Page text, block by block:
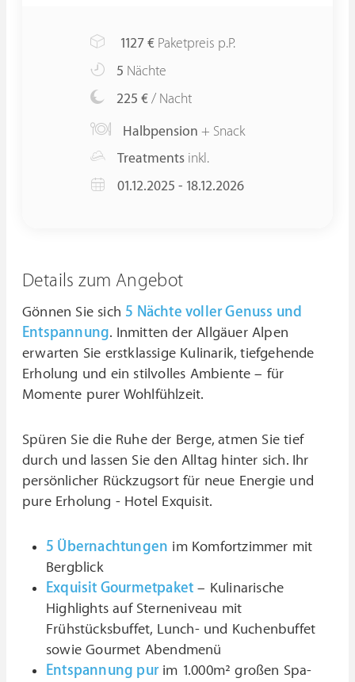
1127 € Paketpreis p.P.
5 Nächte
225 € / Nacht
Halbpension + Snack
Treatments inkl.
01.12.2025 - 18.12.2026
Details zum Angebot
Gönnen Sie sich 5 Nächte voller Genuss und
Entspannung. Inmitten der Allgäuer Alpen
erwarten Sie erstklassige Kulinarik, tiefgehende
Erholung und ein stilvolles Ambiente – für
Momente purer Wohlfühlzeit.
Spüren Sie die Ruhe der Berge, atmen Sie tief
durch und lassen Sie den Alltag hinter sich. Ihr
persönlicher Rückzugsort für neue Energie und
pure Erholung - Hotel Exquisit.
5 Übernachtungen im Komfortzimmer mit
Bergblick
Exquisit Gourmetpaket – Kulinarische
Highlights auf Sterneniveau mit
Frühstücksbuffet, Lunch- und Kuchenbuffet
sowie Gourmet Abendmenü
Entspannung purim 1.000m² großen Spa-